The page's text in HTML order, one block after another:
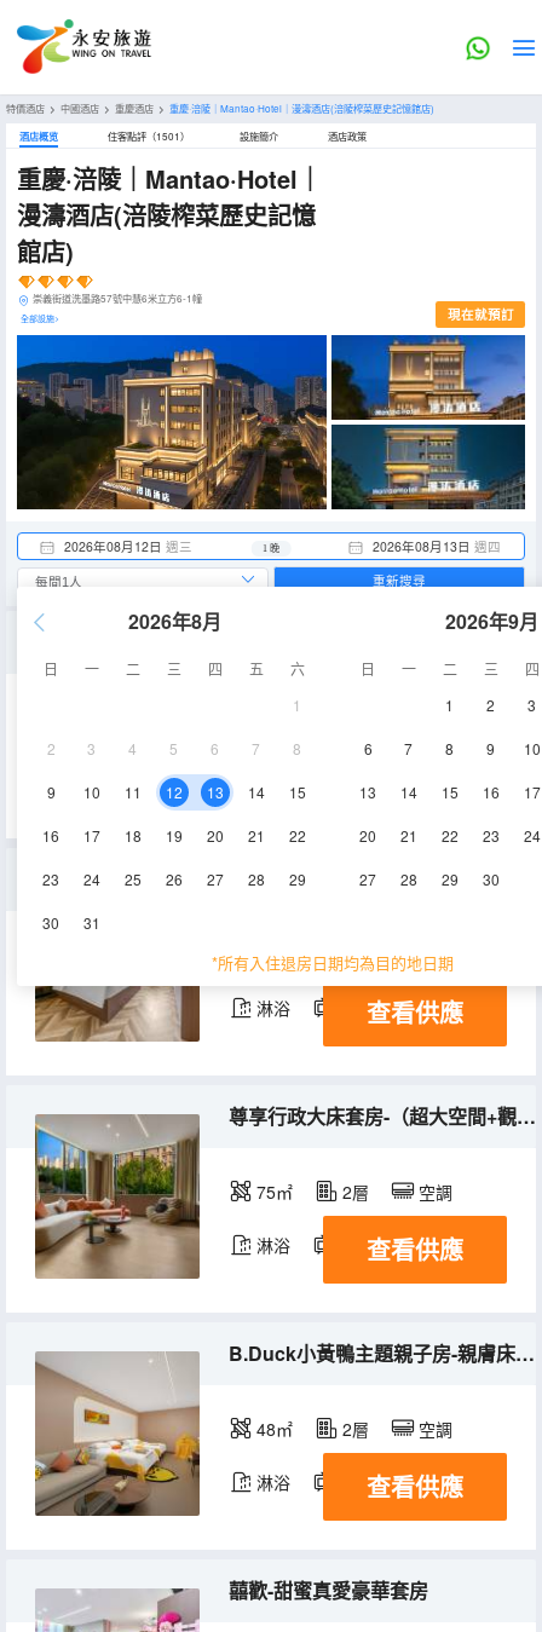
特價酒店 > 中國酒店 > 重慶酒店 > 重慶·涪陵｜Mantao·Hotel｜漫濤酒店(涪陵榨菜歷史記憶館店)
酒店概览 住客點評（1501） 設施簡介 酒店政策
重慶·涪陵｜Mantao·Hotel｜
漫濤酒店(涪陵榨菜歷史記憶
館店)
崇義街道洗墨路57號中慧6米立方6-1幢
全部設施> 現在就預訂
2026年08月12日 週三 2026年08月13日 週四
1 晚
2026年8月
日 一 二 三 四 五
六
1
2 3 4 5 6 7 8
9 10 11 12 13 14 15
16 17 18 19 20 21 22
23 24 25 26 27 28 29
30 31
2026年9月
日 一 二 三
四
1
2 3
6 7 8 9 10
13 14 15 16 17
20 21 22 23 24
27 28 29 30
*所有入住退房日期均為目的地日期
重新搜尋
空調
27㎡ 3-6層 空調
淋浴 電視機 冰箱
查看供應
尊享行政大床套房-（超大空間+觀景沙發+乾濕分離）
75㎡ 2層 空調
淋浴 電視機 冰箱
查看供應
B.Duck小黃鴨主題親子房-親膚床品+玩樂童區+兒童用品
48㎡ 2層 空調
淋浴 電視機 冰箱
查看供應
囍歡-甜蜜真愛豪華套房